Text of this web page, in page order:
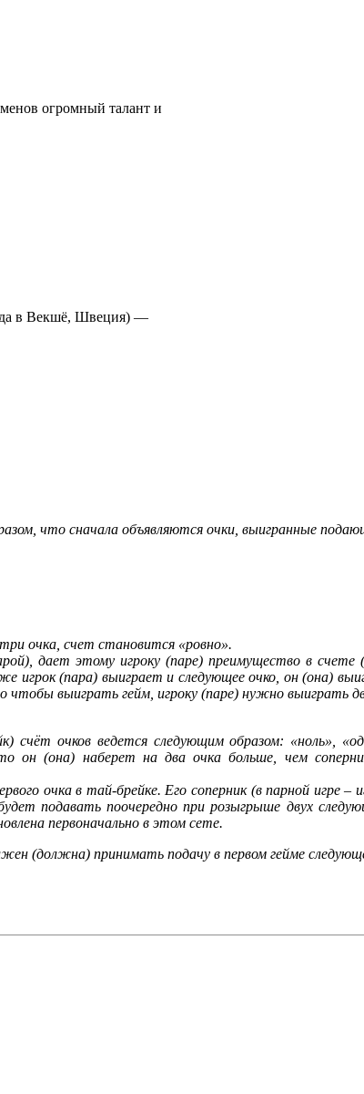
огромный талант и
в Векшё, Швеция) —
что сначала объявляются очки, выигранные
очка, счет становится «ровно».
дает этому игроку (паре) преимущество в
игрок (пара) выиграет и следующее очко, он (она)
чтобы выиграть гейм, игроку (паре) нужно выиграть
счёт очков ведется следующим образом: «ноль»,
он (она) наберет на два очка больше, чем
очка в тай-брейке. Его соперник (в парной игре
подавать поочередно при розыгрыше двух
первоначально в этом сете.
(должна) принимать подачу в первом гейме